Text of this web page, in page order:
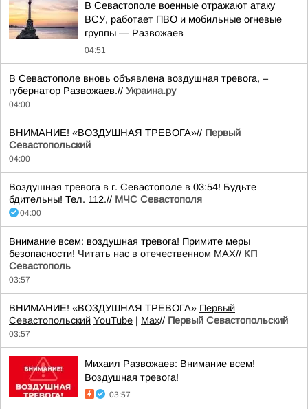
В Севастополе военные отражают атаку
ВСУ, работает ПВО и мобильные огневые
группы — Развожаев
04:51
В Севастополе вновь объявлена воздушная тревога, –
губернатор Развожаев.// Украина.ру
04:00
ВНИМАНИЕ! «ВОЗДУШНАЯ ТРЕВОГА»// Первый
Севастопольский
04:00
Воздушная тревога в г. Севастополе в 03:54! Будьте
бдительны! Тел. 112.// МЧС Севастополя
04:00
Внимание всем: воздушная тревога! Примите меры
безопасности! Читать нас в отечественном MAX// КП
Севастополь
03:57
ВНИМАНИЕ! «ВОЗДУШНАЯ ТРЕВОГА» Первый
Севастопольский YouTube | Max// Первый Севастопольский
03:57
Михаил Развожаев: Внимание всем!
Воздушная тревога!
03:57